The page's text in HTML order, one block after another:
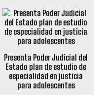
Presenta Poder Judicial del
Estado plan de estudio de
especialidad en justicia
para adolescentes